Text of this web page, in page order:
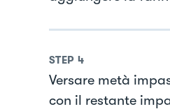
STEP 4
Versare metà
con il restante